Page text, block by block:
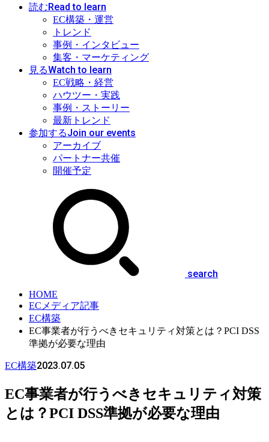
読むRead to learn
EC構築・運営
トレンド
事例・インタビュー
集客・マーケティング
見るWatch to learn
EC戦略・経営
ハウツー・実践
事例・ストーリー
最新トレンド
参加するJoin our events
アーカイブ
パートナー共催
開催予定
search
HOME
ECメディア記事
EC構築
EC事業者が行うべきセキュリティ対策とは？PCI DSS
準拠が必要な理由
EC構築2023.07.05
EC事業者が行うべきセキュリティ対策
とは？PCI DSS準拠が必要な理由